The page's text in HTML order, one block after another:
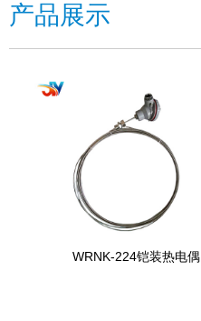
产品展示
WRNK-224铠装热电偶